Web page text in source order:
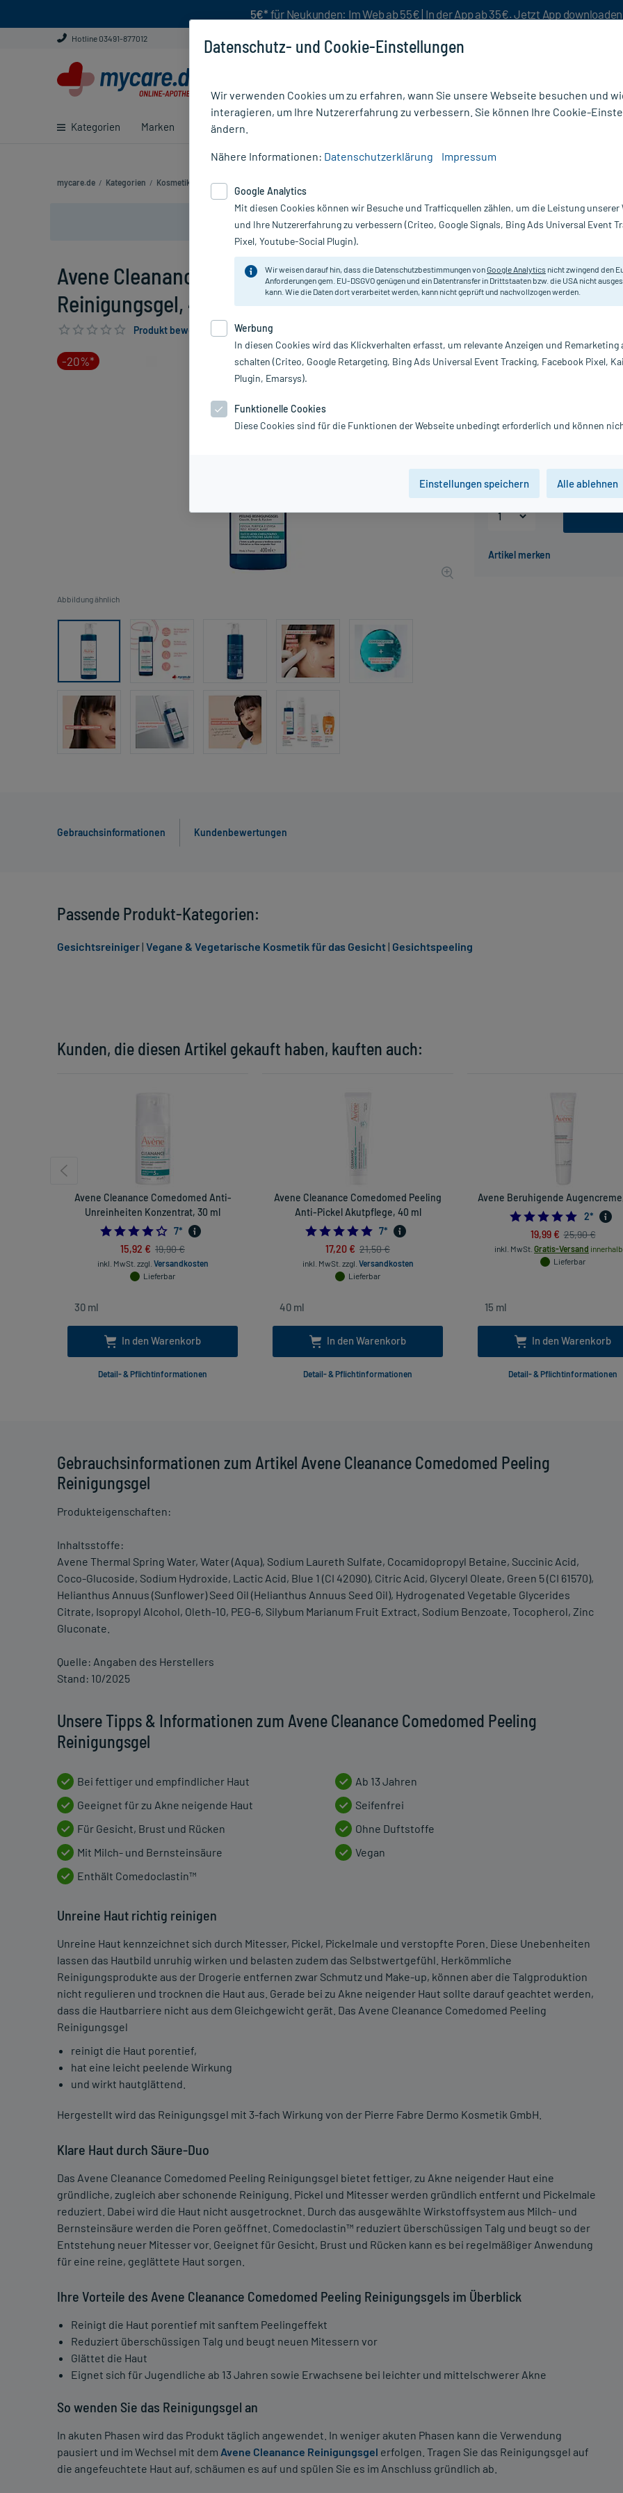
5€* für Neukunden: Im Web ab 55€ | In der App ab 35€. Jetzt App downloaden
Hotline 03491-877012
Kategorien Marken Ratgeber
mycare.de / Kategorien / Kosmetik Gesichtspflege
Nur für kurze Zeit:Gratis-Versand* ab 19€ Mindestbestellwert!
Avene Cleanance Comedomed Peeling
Reinigungsgel, 400 ml
Produkt bewerten & PlusHerzen sichern
-20%*
Abbildung ähnlich
Avene
Reinigungsgel für fettige, zu Akne
neuen Unreinheiten vor. Glättende
Inhalt:
PZN:
Gebrauchsinformationen Kundenbewertungen
Gebrauchsinformationen zum Artikel Avene Cleanance Comedomed Peeling
Reinigungsgel
Produkteigenschaften:
Inhaltsstoffe:
Avene Thermal Spring Water, Water (Aqua), Sodium Laureth Sulfate, Cocamidopropyl Betaine, Succinic Acid,
Coco-Glucoside, Sodium Hydroxide, Lactic Acid, Blue 1 (CI 42090), Citric Acid, Glyceryl Oleate, Green 5 (CI 61570),
Helianthus Annuus (Sunflower) Seed Oil (Helianthus Annuus Seed Oil), Hydrogenated Vegetable Glycerides
Citrate, Isopropyl Alcohol, Oleth-10, PEG-6, Silybum Marianum Fruit Extract, Sodium Benzoate, Tocopherol, Zinc
Gluconate.
Quelle: Angaben des Herstellers
Stand: 10/2025
Unsere Tipps & Informationen zum Avene Cleanance Comedomed Peeling
Reinigungsgel
Bei fettiger und empfindlicher Haut
Geeignet für zu Akne neigende Haut
Für Gesicht, Brust und Rücken
Mit Milch- und Bernsteinsäure
Enthält Comedoclastin™
Ab 13 Jahren
Seifenfrei
Ohne Duftstoffe
Vegan
Unreine Haut richtig reinigen
Unreine Haut kennzeichnet sich durch Mitesser, Pickel, Pickelmale und verstopfte Poren. Diese Unebenheiten
lassen das Hautbild unruhig wirken und belasten zudem das Selbstwertgefühl. Herkömmliche
Reinigungsprodukte aus der Drogerie entfernen zwar Schmutz und Make-up, können aber die Talgproduktion
nicht regulieren und trocknen die Haut aus. Gerade bei zu Akne neigender Haut sollte darauf geachtet werden,
dass die Hautbarriere nicht aus dem Gleichgewicht gerät. Das Avene Cleanance Comedomed Peeling
Reinigungsgel
reinigt die Haut porentief,
hat eine leicht peelende Wirkung
und wirkt hautglättend.
Hergestellt wird das Reinigungsgel mit 3-fach Wirkung von der Pierre Fabre Dermo Kosmetik GmbH.
Klare Haut durch Säure-Duo
Das Avene Cleanance Comedomed Peeling Reinigungsgel bietet fettiger, zu Akne neigender Haut eine
gründliche, zugleich aber schonende Reinigung. Pickel und Mitesser werden gründlich entfernt und Pickelmale
reduziert. Dabei wird die Haut nicht ausgetrocknet. Durch das ausgewählte Wirkstoffsystem aus Milch- und
Bernsteinsäure werden die Poren geöffnet. Comedoclastin™ reduziert überschüssigen Talg und beugt so der
Entstehung neuer Mitesser vor. Geeignet für Gesicht, Brust und Rücken kann es bei regelmäßiger Anwendung
für eine reine, geglättete Haut sorgen.
Ihre Vorteile des Avene Cleanance Comedomed Peeling Reinigungsgels im Überblick
Reinigt die Haut porentief mit sanftem Peelingeffekt
Reduziert überschüssigen Talg und beugt neuen Mitessern vor
Glättet die Haut
Eignet sich für Jugendliche ab 13 Jahren sowie Erwachsene bei leichter und mittelschwerer Akne
So wenden Sie das Reinigungsgel an
In akuten Phasen wird das Produkt täglich angewendet. In weniger akuten Phasen kann die Verwendung
pausiert und im Wechsel mit dem Avene Cleanance Reinigungsgel erfolgen. Tragen Sie das Reinigungsgel auf
die angefeuchtete Haut auf, schäumen es auf und spülen Sie es im Anschluss gründlich ab.
Kunden, die diesen Artikel gekauft haben, kauften auch:
Avene Cleanance Comedomed Anti-
Unreinheiten Konzentrat, 30 ml
4.285714285714286
7*
15,92 € 19,90 €
inkl. MwSt. zzgl. Versandkosten
Lieferbar
In den Warenkorb
Detail- & Pflichtinformationen
Avene Cleanance Comedomed Peeling
Anti-Pickel Akutpflege, 40 ml
5.0
7*
17,20 € 21,50 €
inkl. MwSt. zzgl. Versandkosten
Lieferbar
In den Warenkorb
Detail- & Pflichtinformationen
Avene Beruhigende
5.0
2*
19,99 € 25,90 €
inkl. MwSt. Gratis-Versand innerhalb
Lieferbar
In den Warenkorb
Detail- & Pflichtinformationen
Passende Produkt-Kategorien:
Gesichtsreiniger| Vegane & Vegetarische Kosmetik für das Gesicht| Gesichtspeeling
Datenschutz- und Cookie-Einstellungen
Wir verwenden Cookies um zu erfahren, wann Sie unsere Webseite besuchen und
interagieren, um Ihre Nutzererfahrung zu verbessern. Sie können Ihre Cookie-
ändern.
Nähere Informationen: Datenschutzerklärung Impressum
Google Analytics
Mit diesen Cookies können wir Besuche und Trafficquellen zählen, um die Leistung unserer
und Ihre Nutzererfahrung zu verbessern (Criteo, Google Signals, Bing Ads Universal Event
Pixel, Youtube-Social Plugin).
Wir weisen darauf hin, dass die Datenschutzbestimmungen vonGoogle Analytics nicht zwingend den
Anforderungen gem. EU-DSGVO genügen und ein Datentransfer in Drittstaaten bzw. die USA nicht
kann. Wie die Daten dort verarbeitet werden, kann nicht geprüft und nachvollzogen werden.
Werbung
In diesen Cookies wird das Klickverhalten erfasst, um relevante Anzeigen und Remarketing
schalten (Criteo, Google Retargeting, Bing Ads Universal Event Tracking, Facebook Pixel,
Plugin, Emarsys).
Funktionelle Cookies
Diese Cookies sind für die Funktionen der Webseite unbedingt erforderlich und können
Einstellungen speichern Alle ablehnen